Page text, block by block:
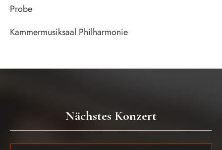
Probe
Kammermusiksaal Philharmonie
Nächstes Konzert